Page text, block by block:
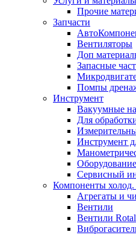
Прочие
Запчасти
Вентиляторы
Доп
Запасные
Помпы
Инструмент
Вакуумные
Для
Инструмент
Сервисный
Компоненты
Агрегаты и
Вентили
Вентили